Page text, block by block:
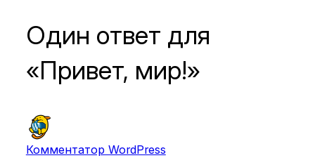
Один ответ для
«Привет, мир!»
Комментатор WordPress